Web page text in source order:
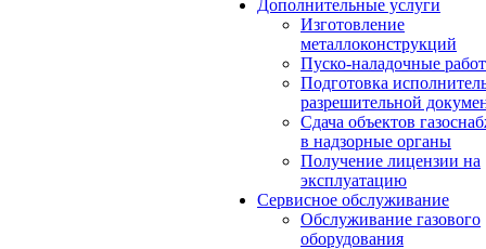
Дополнительные услуги
Изготовление
металлоконструкций
Пуско-наладочные
Подготовка
разрешительной
Сдача объектов
в надзорные органы
Получение лицензии на
эксплуатацию
Сервисное обслуживание
Обслуживание газового
оборудования